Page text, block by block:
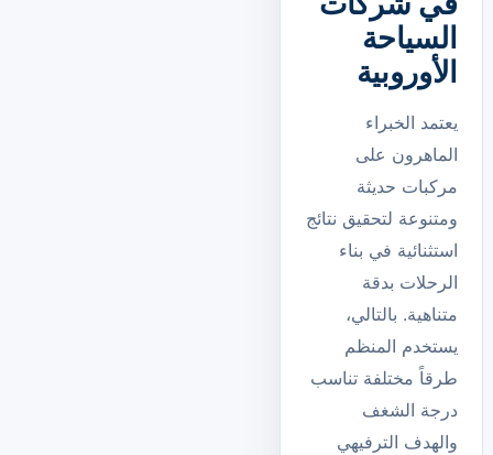
السياحة
الأوروبية
يعتمد الخبراء
الماهرون على
مركبات حديثة
ومتنوعة لتحقيق نتائج
استثنائية في بناء
الرحلات بدقة
متناهية. بالتالي،
يستخدم المنظم
طرقاً مختلفة تناسب
درجة الشغف
والهدف الترفيهي